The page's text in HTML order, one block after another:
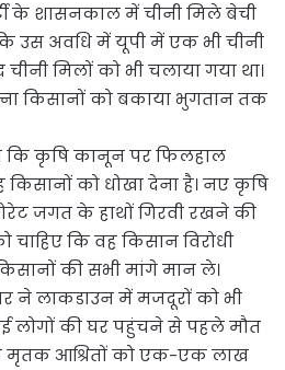
के शासनकाल में चीनी मिले बेची
उस अवधि में यूपी में एक भी चीनी
मिलों को भी चलाया गया था।
किसानों को बकाया भुगतान तक
कि कृषि कानून पर फिलहाल
को धोखा देना है। नए कृषि
जगत के हाथों गिरवी रखने की
चाहिए कि वह किसान विरोधी
की सभी मांगे मान ले।
ने लाकडाउन में मजदूरों को भी
लोगों की घर पहुंचने से पहले मौत
ने मृतक आश्रितों को एक-एक लाख